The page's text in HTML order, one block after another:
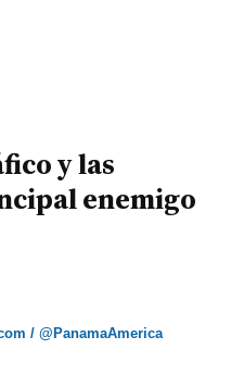
y las
enemigo
/ @PanamaAmerica